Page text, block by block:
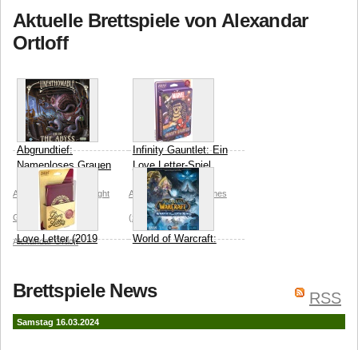
Aktuelle Brettspiele von Alexandar
Ortloff
Abgrundtief:
Namenloses Grauen
Asmodee Fantasy Flight
Games (FFG)
Alexandar Ortloff
Infinity Gauntlet: Ein
Love Letter-Spiel
Asmodee Z-Man Games
(zman) Seiji Kanai
Love Letter (2019
Asmodee Z-Man Games
World of Warcraft:
Pandemic System
Asmodee Z-Man Games
RSS
Brettspiele News
Samstag 16.03.2024